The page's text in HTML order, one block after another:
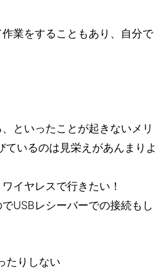
業をすることもあり、自分で
といったことが起きないメリ
いるのは見栄えがあんまりよ
イヤレスで行きたい！
USBレシーバーでの接続もし
たりしない